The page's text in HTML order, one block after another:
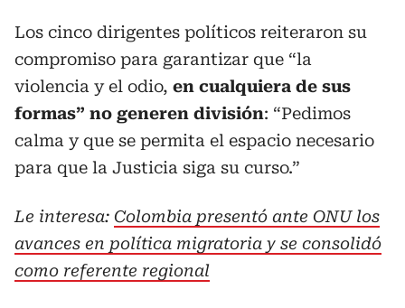
Los cinco dirigentes políticos reiteraron su
compromiso para garantizar que “la
violencia y el odio, en cualquiera de sus
formas” no generen división: “Pedimos
calma y que se permita el espacio necesario
para que la Justicia siga su curso.”
Le interesa: Colombia presentó ante ONU los
avances en política migratoria y se consolidó
como referente regional